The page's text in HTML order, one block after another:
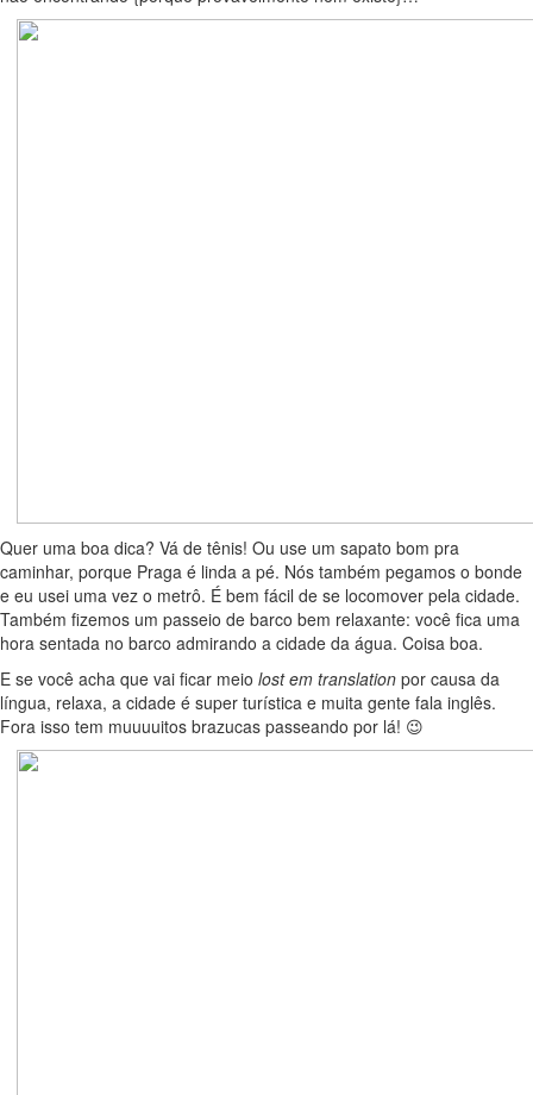
Quer uma boa dica? Vá de tênis! Ou use um sapato bom pra
caminhar, porque Praga é linda a pé. Nós também pegamos o bonde
e eu usei uma vez o metrô. É bem fácil de se locomover pela cidade.
Também fizemos um passeio de barco bem relaxante: você fica uma
hora sentada no barco admirando a cidade da água. Coisa boa.
E se você acha que vai ficar meio lost em translation por causa da
língua, relaxa, a cidade é super turística e muita gente fala inglês.
Fora isso tem muuuuitos brazucas passeando por lá! 😉